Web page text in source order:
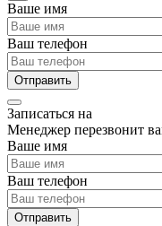
Ваше имя
Ваш телефон
Записаться на
Менеджер перезвонит
Ваше имя
Ваш телефон